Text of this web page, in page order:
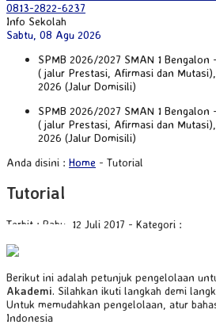
0813-2822-6237
Info Sekolah
Sabtu, 08 Agu 2026
SPMB 2026/2027 SMAN 1
( jalur Prestasi, Afirmasi dan
2026 (Jalur Domisili)
SPMB 2026/2027 SMAN 1
( jalur Prestasi, Afirmasi dan
2026 (Jalur Domisili)
Anda disini : Home - Tutorial
Tutorial
Terbit : Rabu, 12 Juli 2017 - Kategori :
Berikut ini adalah petunjuk pengelolaan
Akademi. Silahkan ikuti langkah demi
Untuk memudahkan pengelolaan, atur
Indonesia